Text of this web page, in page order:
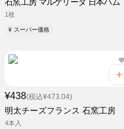
石窯工房 マルゲリータ 日本ハム
1枚
¥ スーパー価格
¥438(税込¥473.04)
明太チーズフランス 石窯工房
4本入